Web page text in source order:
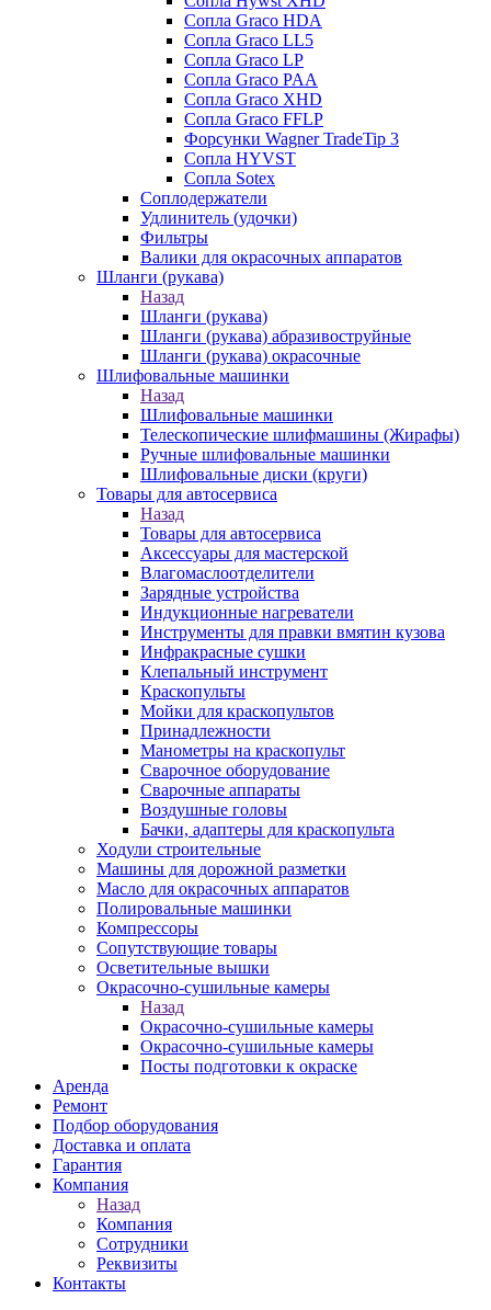
Сопла Graco HDA
Сопла Graco LL5
Сопла Graco LP
Сопла Graco PAA
Сопла Graco XHD
Сопла Graco FFLP
Форсунки Wagner TradeTip 3
Сопла HYVST
Сопла Sotex
Соплодержатели
Удлинитель (удочки)
Фильтры
Валики для окрасочных аппаратов
Шланги (рукава)
Назад
Шланги (рукава)
Шланги (рукава) абразивоструйные
Шланги (рукава) окрасочные
Шлифовальные машинки
Назад
Шлифовальные машинки
Телескопические шлифмашины (Жирафы)
Ручные шлифовальные машинки
Шлифовальные диски (круги)
Товары для автосервиса
Назад
Товары для автосервиса
Аксессуары для мастерской
Влагомаслоотделители
Зарядные устройства
Индукционные нагреватели
Инструменты для правки вмятин кузова
Инфракрасные сушки
Клепальный инструмент
Краскопульты
Мойки для краскопультов
Принадлежности
Манометры на краскопульт
Сварочное оборудование
Сварочные аппараты
Воздушные головы
Бачки, адаптеры для краскопульта
Ходули строительные
Машины для дорожной разметки
Масло для окрасочных аппаратов
Полировальные машинки
Компрессоры
Сопутствующие товары
Осветительные вышки
Окрасочно-сушильные камеры
Назад
Окрасочно-сушильные камеры
Окрасочно-сушильные камеры
Посты подготовки к окраске
Аренда
Ремонт
Подбор оборудования
Доставка и оплата
Гарантия
Компания
Назад
Компания
Сотрудники
Реквизиты
Контакты